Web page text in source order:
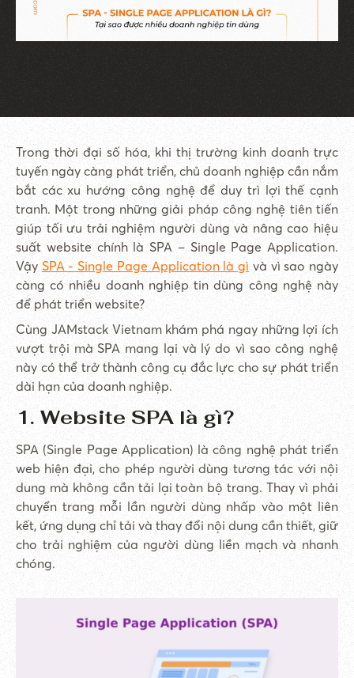
Trong thời đại số hóa, khi thị trường kinh doanh trực
tuyến ngày càng phát triển, chủ doanh nghiệp cần nắm
bắt các xu hướng công nghệ để duy trì lợi thế cạnh
tranh. Một trong những giải pháp công nghệ tiên tiến
giúp tối ưu trải nghiệm người dùng và nâng cao hiệu
suất website chính là SPA – Single Page Application.
Vậy SPA - Single Page Application là gì và vì sao ngày
càng có nhiều doanh nghiệp tin dùng công nghệ này
để phát triển website?
Cùng JAMstack Vietnam khám phá ngay những lợi ích
vượt trội mà SPA mang lại và lý do vì sao công nghệ
này có thể trở thành công cụ đắc lực cho sự phát triển
dài hạn của doanh nghiệp.
1. Website SPA là gì?
SPA (Single Page Application) là công nghệ phát triển
web hiện đại, cho phép người dùng tương tác với nội
dung mà không cần tải lại toàn bộ trang. Thay vì phải
chuyển trang mỗi lần người dùng nhấp vào một liên
kết, ứng dụng chỉ tải và thay đổi nội dung cần thiết, giữ
cho trải nghiệm của người dùng liền mạch và nhanh
chóng.